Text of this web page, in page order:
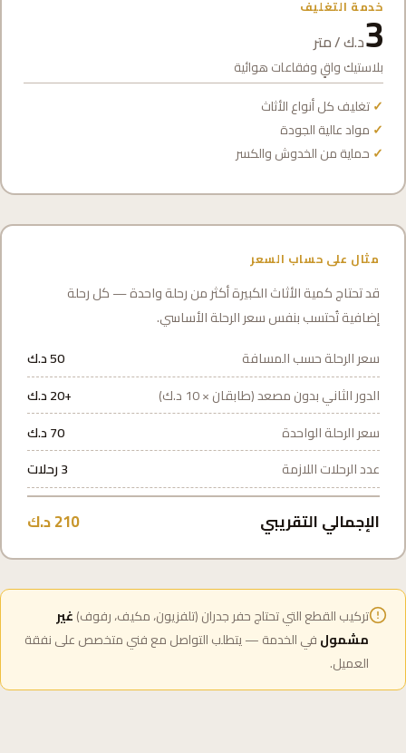
خدمة التغليف
3د.ك / متر
بلاستيك واقٍ وفقاعات هوائية
تغليف كل أنواع الأثاث
مواد عالية الجودة
حماية من الخدوش والكسر
مثال على حساب السعر
قد تحتاج كمية الأثاث الكبيرة أكثر من رحلة واحدة — كل رحلة
إضافية تُحتسب بنفس سعر الرحلة الأساسي.
سعر الرحلة حسب المسافة
50 د.ك
الدور الثاني بدون مصعد (طابقان × 10 د.ك)
+20 د.ك
سعر الرحلة الواحدة
70 د.ك
عدد الرحلات اللازمة
3 رحلات
الإجمالي التقريبي 210 د.ك
تركيب القطع التي تحتاج حفر جدران (تلفزيون، مكيف، رفوف)غير
مشمولفي الخدمة — يتطلب التواصل مع فني متخصص على نفقة
العميل.